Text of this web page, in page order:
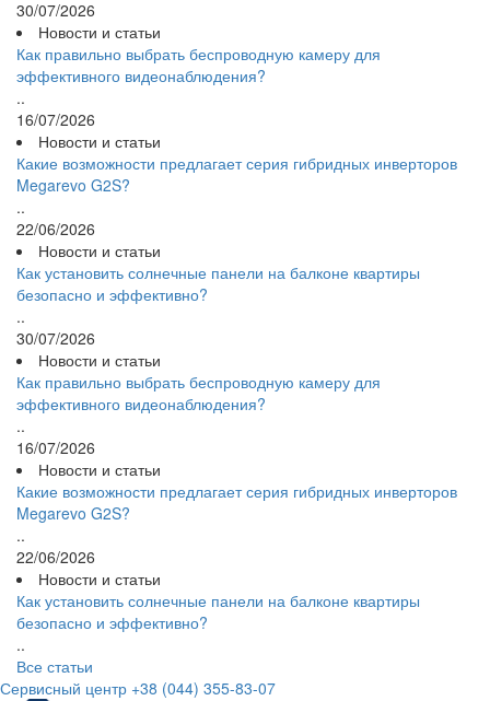
30/07/2026
Новости и статьи
Как правильно выбрать беспроводную камеру для
эффективного видеонаблюдения?
..
16/07/2026
Новости и статьи
Какие возможности предлагает серия гибридных инверторов
Megarevo G2S?
..
22/06/2026
Новости и статьи
Как установить солнечные панели на балконе квартиры
безопасно и эффективно?
..
30/07/2026
Новости и статьи
Как правильно выбрать беспроводную камеру для
эффективного видеонаблюдения?
..
16/07/2026
Новости и статьи
Какие возможности предлагает серия гибридных инверторов
Megarevo G2S?
..
22/06/2026
Новости и статьи
Как установить солнечные панели на балконе квартиры
безопасно и эффективно?
..
Все статьи
Сервисный центр +38 (044) 355-83-07